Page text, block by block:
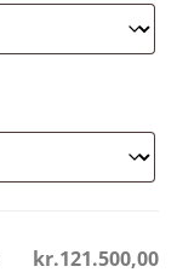
kr.121.500,00